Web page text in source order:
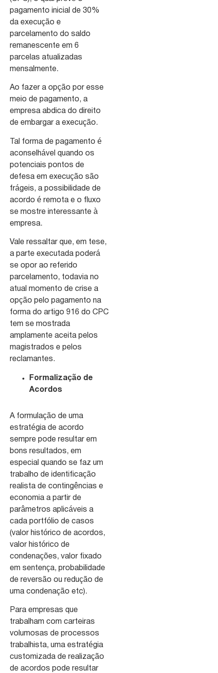
pagamento inicial de 30%
da execução e
parcelamento do saldo
remanescente em 6
parcelas atualizadas
mensalmente.
Ao fazer a opção por esse
meio de pagamento, a
empresa abdica do direito
de embargar a execução.
Tal forma de pagamento é
aconselhável quando os
potenciais pontos de
defesa em execução são
frágeis, a possibilidade de
acordo é remota e o fluxo
se mostre interessante à
empresa.
Vale ressaltar que, em tese,
a parte executada poderá
se opor ao referido
parcelamento, todavia no
atual momento de crise a
opção pelo pagamento na
forma do artigo 916 do CPC
tem se mostrada
amplamente aceita pelos
magistrados e pelos
reclamantes.
Formalização de
Acordos
A formulação de uma
estratégia de acordo
sempre pode resultar em
bons resultados, em
especial quando se faz um
trabalho de identificação
realista de contingências e
economia a partir de
parâmetros aplicáveis a
cada portfólio de casos
(valor histórico de acordos,
valor histórico de
condenações, valor fixado
em sentença, probabilidade
de reversão ou redução de
uma condenação etc).
Para empresas que
trabalham com carteiras
volumosas de processos
trabalhista, uma estratégia
customizada de realização
de acordos pode resultar